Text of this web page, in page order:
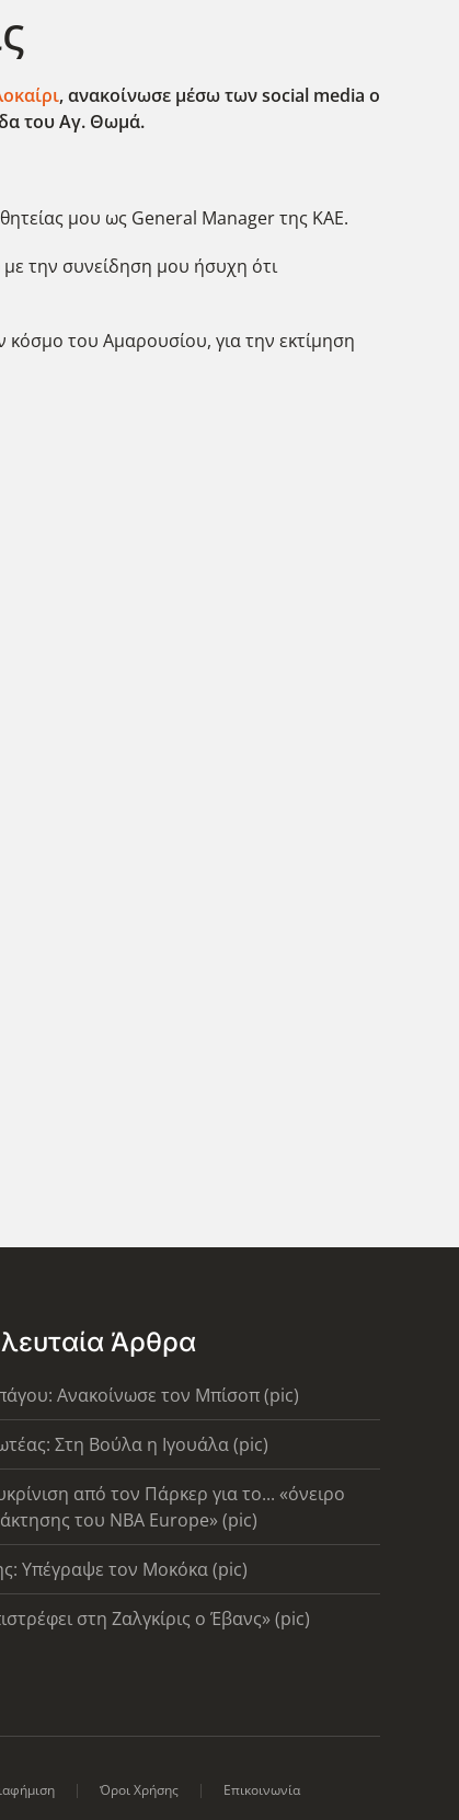
, ανακοίνωσε μέσω των social media ο
του Αγ. Θωμά.
μου ως General Manager της ΚΑΕ.
την συνείδηση μου ήσυχη ότι
του Αμαρουσίου, για την εκτίμηση
Άρθρα
Ανακοίνωσε τον Μπίσοπ (pic)
Στη Βούλα η Ιγουάλα (pic)
από τον Πάρκερ για το... «όνειρο
του ΝΒΑ Europe» (pic)
Υπέγραψε τον Μοκόκα (pic)
στη Ζαλγκίρις ο Έβανς» (pic)
Όροι Χρήσης Επικοινωνία